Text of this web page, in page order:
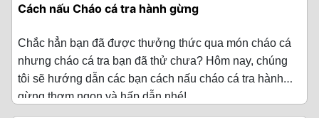
Cách nấu Cháo cá tra hành gừng
Chắc hẳn bạn đã được thưởng thức qua món cháo cá
nhưng cháo cá tra bạn đã thử chưa? Hôm nay, chúng
tôi sẽ hướng dẫn các bạn cách nấu cháo cá tra hành
gừng thơm ngon và hấp dẫn nhé!
Nguyên liệu nấu Cháo cá tra hành gừng(Cho 4